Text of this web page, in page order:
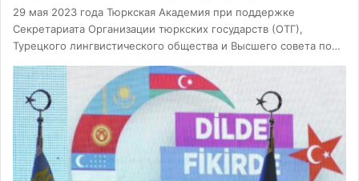
29 мая 2023 года Тюркская Академия при поддержке
Секретариата Организации тюркских государств (ОТГ),
Турецкого лингвистического общества и Высшего совета по…